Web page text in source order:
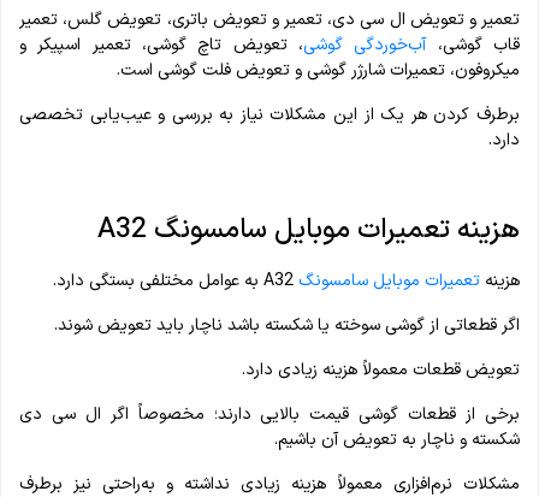
تعمیر و تعویض ال سی دی، تعمیر و تعویض باتری، تعویض گلس، تعمیر
قاب گوشی،آب‌خوردگی گوشی، تعویض تاچ گوشی، تعمیر اسپیکر و
میکروفون، تعمیرات شارژر گوشی و تعویض فلت گوشی است.
برطرف کردن هر یک از این مشکلات نیاز به بررسی و عیب‌یابی تخصصی
دارد.
هزینه تعمیرات موبایل سامسونگ A32
هزینه تعمیرات موبایل سامسونگ
اگر قطعاتی از گوشی سوخته یا شکسته باشد ناچار باید تعویض شوند.
تعویض قطعات معمولاً هزینه زیادی دارد.
برخی از قطعات گوشی قیمت بالایی دارند؛ مخصوصاً اگر ال سی دی
شکسته و ناچار به تعویض آن باشیم.
مشکلات نرم‌افزاری معمولاً هزینه زیادی نداشته و به‌راحتی نیز برطرف